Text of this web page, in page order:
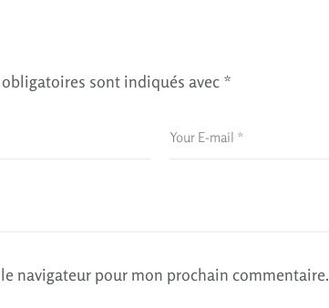
obligatoires sont indiqués avec *
navigateur pour mon prochain commentaire.